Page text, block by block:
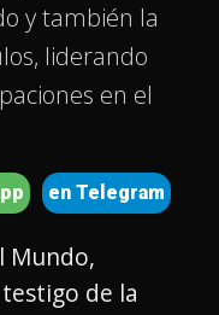
y también la
liderando
en el
en Telegram
Mundo,
de la